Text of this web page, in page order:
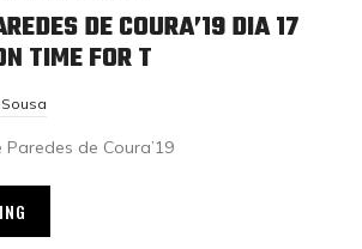
DE COURA’19 DIA 17
TIME FOR T
de Coura’19